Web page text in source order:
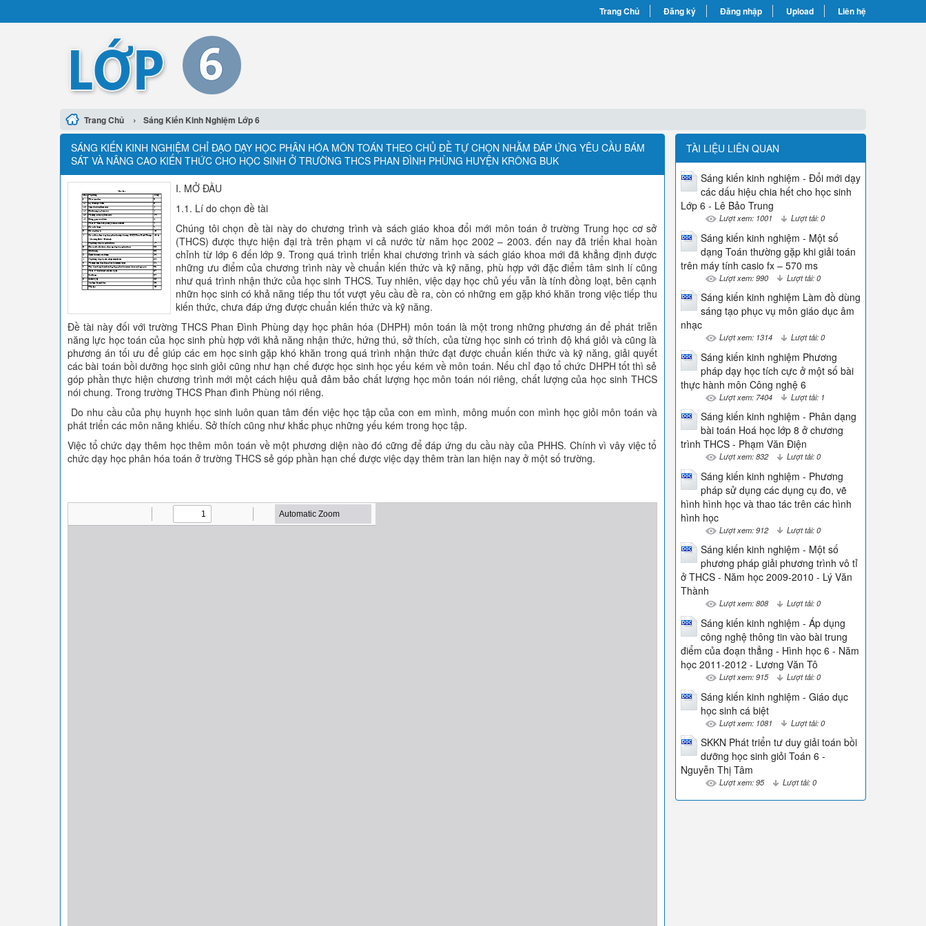
Trang Chủ Đăng ký Đăng nhập Upload Liên hệ
Trang Chủ › Sáng Kiến Kinh Nghiệm Lớp 6
SÁNG KIẾN KINH NGHIỆM CHỈ ĐẠO DẠY HỌC PHÂN HÓA MÔN TOÁN THEO CHỦ ĐỀ TỰ CHỌN NHẰM ĐÁP ỨNG YÊU CẦU BÁM
SÁT VÀ NÂNG CAO KIẾN THỨC CHO HỌC SINH Ở TRƯỜNG THCS PHAN ĐÌNH PHÙNG HUYỆN KRÔNG BUK
I. MỞ ĐẦU
1.1. Lí do chọn đề tài
Chúng tôi chọn đề tài này do chương trình và sách giáo khoa đổi mới môn toán ở trường Trung học cơ sở
(THCS) được thực hiện đại trà trên phạm vi cả nước từ năm học 2002 – 2003. đến nay đã triển khai hoàn
chỉnh từ lớp 6 đến lớp 9. Trong quá trình triển khai chương trình và sách giáo khoa mới đã khẳng định được
những ưu điểm của chương trình này về chuẩn kiến thức và kỹ năng, phù hợp với đặc điểm tâm sinh lí cũng
như quá trình nhận thức của học sinh THCS. Tuy nhiên, việc dạy học chủ yếu vẫn là tính đồng loạt, bên cạnh
nhữn học sinh có khả năng tiếp thu tốt vượt yêu cầu đề ra, còn có những em gặp khó khăn trong việc tiếp thu
kiến thức, chưa đáp ứng được chuẩn kiến thức và kỹ năng.
Đề tài này đối với trường THCS Phan Đình Phùng dạy học phân hóa (DHPH) môn toán là một trong những phương án để phát triễn
năng lực học toán của học sinh phù hợp với khả năng nhận thức, hứng thú, sở thích, của từng học sinh có trình độ khá giỏi và cũng là
phương án tối ưu để giúp các em học sinh gặp khó khăn trong quá trình nhận thức đạt được chuẩn kiến thức và kỹ năng, giải quyết
các bài toán bồi dưỡng học sinh giỏi cũng như hạn chế được học sinh học yếu kém về môn toán. Nếu chỉ đạo tổ chức DHPH tốt thì sẻ
góp phần thực hiện chương trình mới một cách hiệu quả đảm bảo chất lượng học môn toán nói riêng, chất lượng của học sinh THCS
nói chung. Trong trường THCS Phan đình Phùng nói riêng.
Do nhu cầu của phụ huynh học sinh luôn quan tâm đến việc học tập của con em mình, mông muốn con mình học giỏi môn toán và
phát triển các môn năng khiếu. Sở thích cũng như khắc phục những yếu kém trong học tập.
Việc tổ chức dạy thêm học thêm môn toán về một phương diện nào đó cững để đáp ứng du cầu này của PHHS. Chính vì vây việc tổ
chức dạy học phân hóa toán ở trường THCS sẻ góp phần hạn chế được việc dạy thêm tràn lan hiện nay ở một số trường.
TÀI LIỆU LIÊN QUAN
Sáng kiến kinh nghiệm - Đổi mới dạy
các dấu hiệu chia hết cho học sinh
Lớp 6 - Lê Bảo Trung
Lượt xem: 1001 Lượt tải: 0
Sáng kiến kinh nghiệm - Một số
dạng Toán thường gặp khi giải toán
trên máy tính casio fx – 570 ms
Lượt xem: 990 Lượt tải: 0
Sáng kiến kinh nghiệm Làm đồ dùng
sáng tạo phục vụ môn giáo dục âm
nhạc
Lượt xem: 1314 Lượt tải: 0
Sáng kiến kinh nghiệm Phương
pháp dạy học tích cực ở một số bài
thực hành môn Công nghệ 6
Lượt xem: 7404 Lượt tải: 1
Sáng kiến kinh nghiệm - Phân dạng
bài toán Hoá học lớp 8 ở chương
trình THCS - Phạm Văn Điện
Lượt xem: 832 Lượt tải: 0
Sáng kiến kinh nghiệm - Phương
pháp sử dụng các dụng cụ đo, vẽ
hình hình học và thao tác trên các hình
hình học
Lượt xem: 912 Lượt tải: 0
Sáng kiến kinh nghiệm - Một số
phương pháp giải phương trình vô tỉ
ở THCS - Năm học 2009-2010 - Lý Văn
Thành
Lượt xem: 808 Lượt tải: 0
Sáng kiến kinh nghiệm - Áp dụng
công nghệ thông tin vào bài trung
điểm của đoạn thẳng - Hình học 6 - Năm
học 2011-2012 - Lương Văn Tô
Lượt xem: 915 Lượt tải: 0
Sáng kiến kinh nghiệm - Giáo dục
học sinh cá biệt
Lượt xem: 1081 Lượt tải: 0
SKKN Phát triển tư duy giải toán bồi
dưỡng học sinh giỏi Toán 6 -
Nguyễn Thị Tâm
Lượt xem: 95 Lượt tải: 0